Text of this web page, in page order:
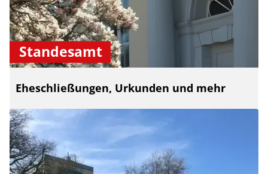
Standesamt
Eheschließungen, Urkunden und mehr